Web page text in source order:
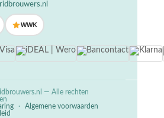
WWK
— Alle rechten
·
Algemene voorwaarden